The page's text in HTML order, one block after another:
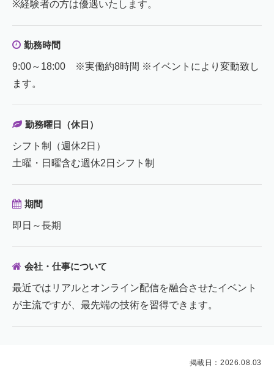
※経験者の方は優遇いたします。
勤務時間
9:00～18:00 ※実働約8時間 ※イベントにより変動致し
ます。
勤務曜日（休日）
シフト制（週休2日）
土曜・日曜含む週休2日シフト制
期間
即日～長期
会社・仕事について
最近ではリアルとオンライン配信を融合させたイベント
が主流ですが、最先端の技術を習得できます。
掲載日：2026.08.03